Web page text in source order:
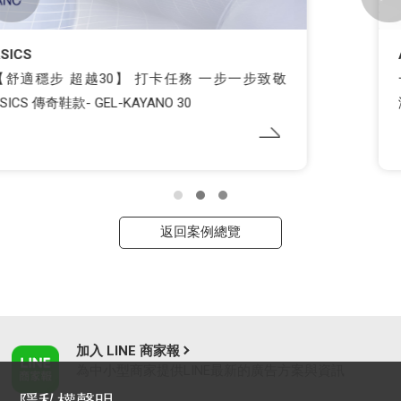
一起成為「ASICS 賽況預測猿」！ 用籃球賽事熱
潮打造獨特觀賽體驗！
返回案例總覽
加入 LINE 商家報